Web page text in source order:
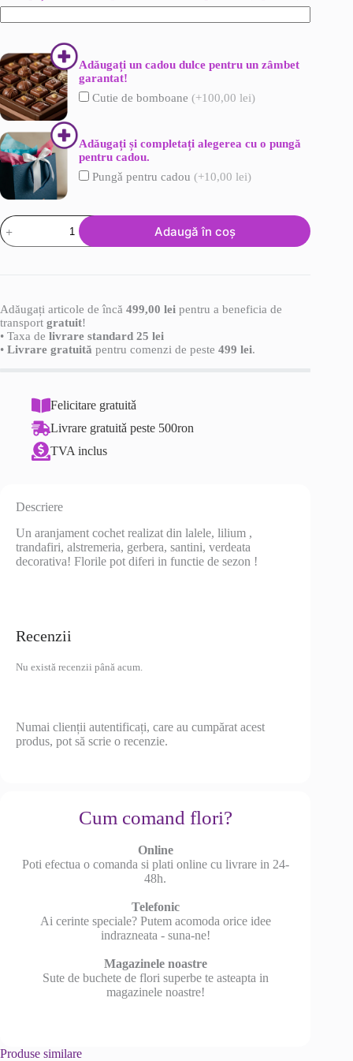
Adǎugați un cadou dulce pentru un zâmbet
garantat!
Cutie de bomboane (+100,00 lei)
Adǎugați și completați alegerea cu o pungă
pentru cadou.
Pungǎ pentru cadou (+10,00 lei)
Cantitate
Aranjament
mirositor
Adaugă în coș
Adăugați articole de încă 499,00 lei pentru a beneficia de
transport gratuit!
• Taxa de livrare standard 25 lei
• Livrare gratuită pentru comenzi de peste 499 lei.
Felicitare gratuitǎ
Livrare gratuitǎ peste 500ron
TVA inclus
Descriere
Un aranjament cochet realizat din lalele, lilium ,
trandafiri, alstremeria, gerbera, santini, verdeata
decorativa! Florile pot diferi in functie de sezon !
Recenzii
Nu există recenzii până acum.
Numai clienții autentificați, care au cumpărat acest
produs, pot să scrie o recenzie.
Cum comand flori?
Online
Poti efectua o comanda si plati online cu livrare in 24-
48h.
Telefonic
Ai cerinte speciale? Putem acomoda orice idee
indrazneata - suna-ne!
Magazinele noastre
Sute de buchete de flori superbe te asteapta in
magazinele noastre!
Produse similare